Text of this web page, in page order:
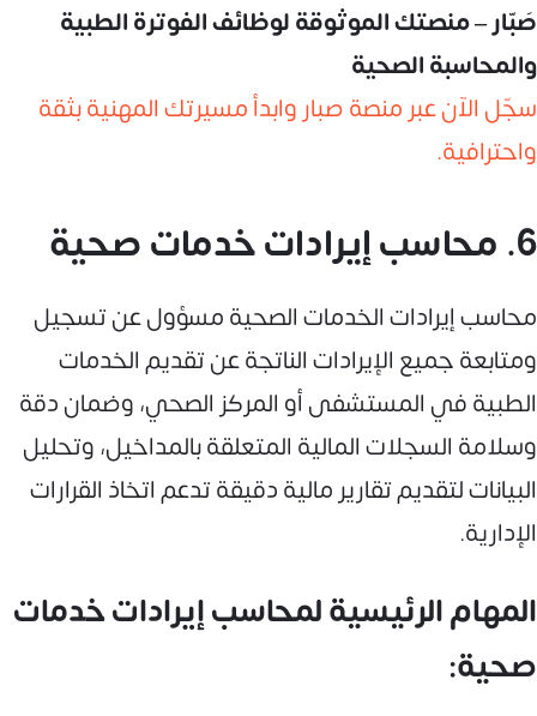
صَبّار – منصتك الموثوقة لوظائف الفوترة الطبية
والمحاسبة الصحية
سجّل الآن عبر منصة صبار وابدأ مسيرتك المهنية بثقة
واحترافية.
6. محاسب إيرادات خدمات صحية
محاسب إيرادات الخدمات الصحية مسؤول عن تسجيل
ومتابعة جميع الإيرادات الناتجة عن تقديم الخدمات
الطبية في المستشفى أو المركز الصحي، وضمان دقة
وسلامة السجلات المالية المتعلقة بالمداخيل، وتحليل
البيانات لتقديم تقارير مالية دقيقة تدعم اتخاذ القرارات
الإدارية.
المهام الرئيسية لمحاسب إيرادات خدمات
صحية: